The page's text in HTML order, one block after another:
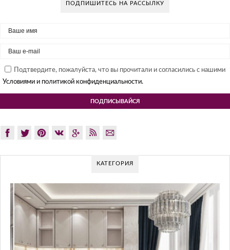
ПОДПИШИТЕСЬ НА РАССЫЛКУ
Подтвердите, пожалуйста, что вы прочитали и согласились с нашими
Условиями и политикой конфиденциальности.
КАТЕГОРИЯ